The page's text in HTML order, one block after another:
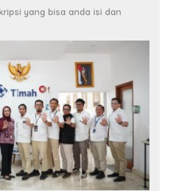
yang bisa anda isi dan